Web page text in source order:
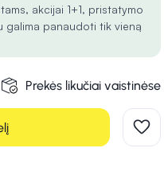
akcijai 1+1, pristatymo
galima panaudoti tik vieną
Prekės likučiai vaistinėse